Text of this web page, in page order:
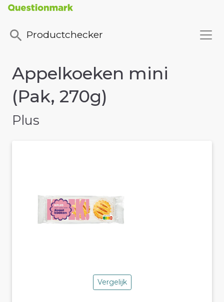
Productchecker
Appelkoeken mini
(Pak, 270g)
Plus
Vergelijk